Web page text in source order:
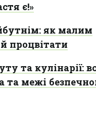
є!»
як малим
процвітати
та кулінарії:
межі